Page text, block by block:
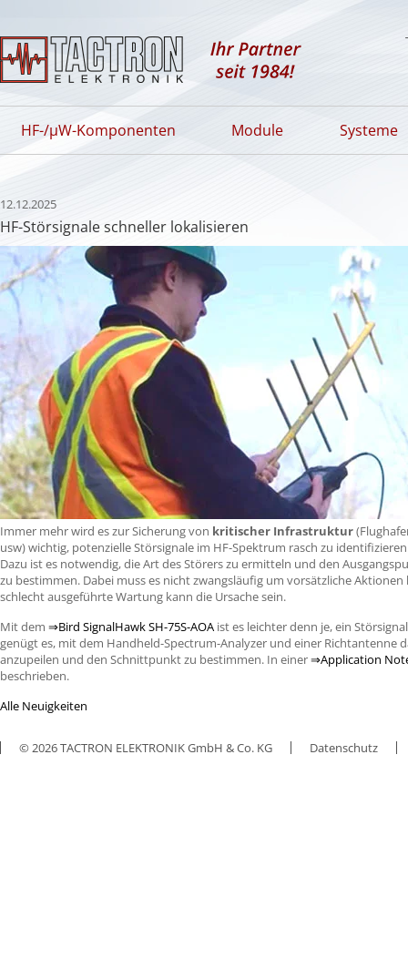
HF-/µW-Komponenten Module Systeme
12.12.2025
HF-Störsignale schneller lokalisieren
Immer mehr wird es zur Sicherung von kritischer Infrastruktur
usw) wichtig, potenzielle Störsignale im HF-Spektrum rasch zu
Dazu ist es notwendig, die Art des Störers zu ermitteln und den
zu bestimmen. Dabei muss es nicht zwangsläufig um vorsätzliche
schlecht ausgeführte Wartung kann die Ursache sein.
Mit dem ⇒Bird SignalHawk SH-75S-AOA ist es leichter denn je, ein
genügt es, mit dem Handheld-Spectrum-Analyzer und einer Richtantenne
anzupeilen und den Schnittpunkt zu bestimmen. In einer⇒Application
beschrieben.
Alle Neuigkeiten
© 2026 TACTRON ELEKTRONIK GmbH & Co. KG Datenschutz